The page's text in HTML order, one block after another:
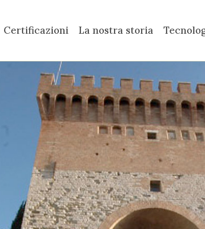
Certificazioni La nostra storia